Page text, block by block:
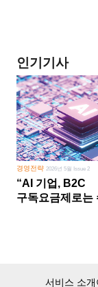
인기기사
경영전략 2026년 5월 Issue 2
“AI 기업, B2C
구독요금제로는
서비스 소개